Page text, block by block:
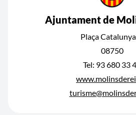
Ajuntament de
Plaça
08750
Tel: 93 680 33